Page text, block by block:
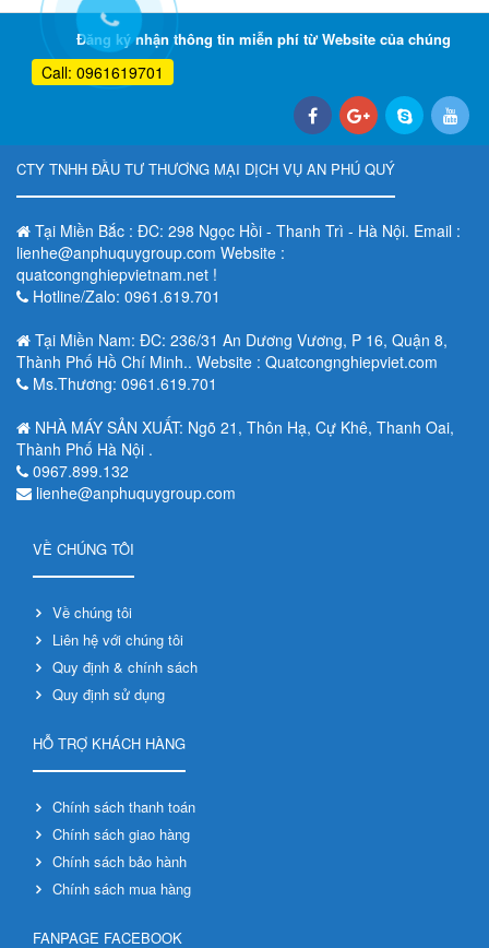
Đăng ký nhận thông tin miễn phí từ Website của chúng
tôi
CTY TNHH ĐẦU TƯ THƯƠNG MẠI DỊCH VỤ AN PHÚ QUÝ
Tại Miền Bắc : ĐC: 298 Ngọc Hồi - Thanh Trì - Hà Nội. Email :
lienhe@anphuquygroup.com Website :
quatcongnghiepvietnam.net !
Hotline/Zalo: 0961.619.701
Tại Miền Nam: ĐC: 236/31 An Dương Vương, P 16, Quận 8,
Thành Phố Hồ Chí Minh.. Website : Quatcongnghiepviet.com
Ms.Thương: 0961.619.701
NHÀ MÁY SẢN XUẤT: Ngõ 21, Thôn Hạ, Cự Khê, Thanh Oai,
Thành Phố Hà Nội .
0967.899.132
lienhe@anphuquygroup.com
VỀ CHÚNG TÔI
Về chúng tôi
Liên hệ với chúng tôi
Quy định & chính sách
Quy định sử dụng
HỖ TRỢ KHÁCH HÀNG
Chính sách thanh toán
Chính sách giao hàng
Chính sách bảo hành
Chính sách mua hàng
FANPAGE FACEBOOK
Call: 0961619701